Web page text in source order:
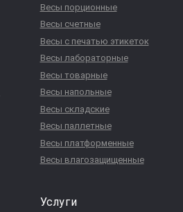
Весы порционные
Весы счетные
Весы с печатью этикеток
Весы лабораторные
Весы товарные
Весы напольные
Весы складские
Весы паллетные
Весы платформенные
Весы влагозащищенные
Услуги